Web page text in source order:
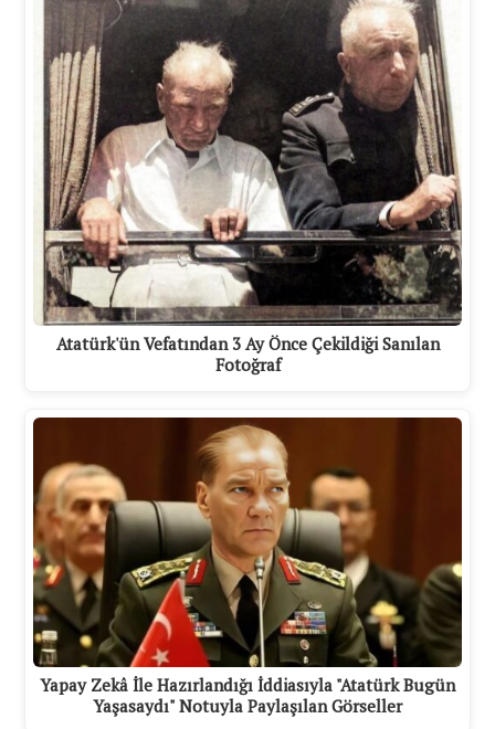
Atatürk'ün Vefatından 3 Ay Önce Çekildiği Sanılan
Fotoğraf
Yapay Zekâ İle Hazırlandığı İddiasıyla "Atatürk Bugün
Yaşasaydı" Notuyla Paylaşılan Görseller